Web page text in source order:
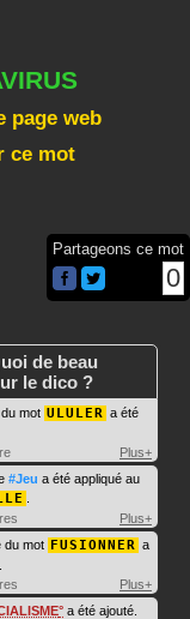
page web
ce mot
Partageons ce mot
0
de beau
le dico ?
mot ULULER a été
Plus+
#Jeu a été appliqué au
Plus+
du mot FUSIONNER a
Plus+
a été ajouté.